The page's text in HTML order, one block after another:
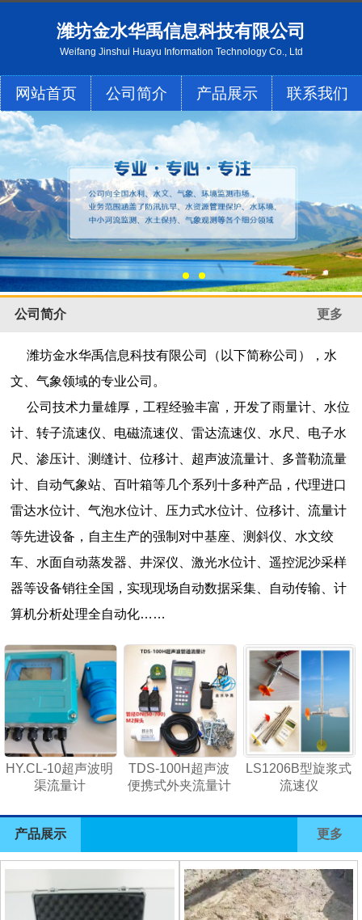
潍坊金水华禹信息科技有限公司
Weifang Jinshui Huayu Information Technology Co., Ltd
网站首页 公司简介 产品展示 联系我们
1 2
公司简介 更多
潍坊金水华禹信息科技有限公司（以下简称公司），水
文、气象领域的专业公司。
公司技术力量雄厚，工程经验丰富，开发了雨量计、水位
计、转子流速仪、电磁流速仪、雷达流速仪、水尺、电子水
尺、渗压计、测缝计、位移计、超声波流量计、多普勒流量
计、自动气象站、百叶箱等几个系列十多种产品，代理进口
雷达水位计、气泡水位计、压力式水位计、位移计、流量计
等先进设备，自主生产的强制对中基座、测斜仪、水文绞
车、水面自动蒸发器、井深仪、激光水位计、遥控泥沙采样
器等设备销往全国，实现现场自动数据采集、自动传输、计
算机分析处理全自动化……
HY.CL-10超声波明
渠流量计
TDS-100H超声波
便携式外夹流量计
LS1206B型旋浆式
流速仪
产品展示 更多